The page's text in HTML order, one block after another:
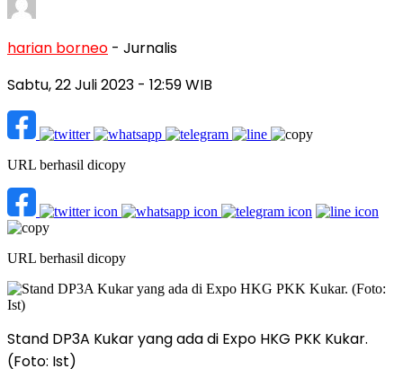
harian borneo - Jurnalis
Sabtu, 22 Juli 2023 - 12:59 WIB
URL berhasil dicopy
URL berhasil dicopy
Stand DP3A Kukar yang ada di Expo HKG PKK Kukar.
(Foto: Ist)